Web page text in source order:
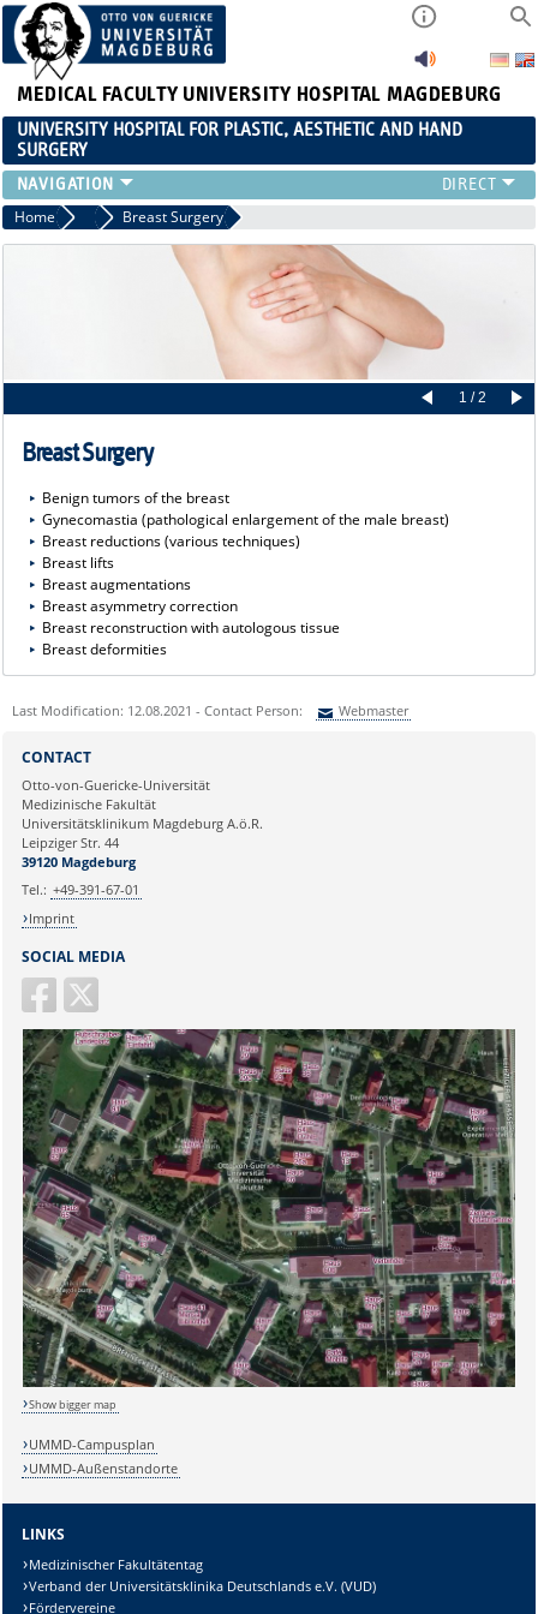
MEDICAL FACULTY UNIVERSITY HOSPITAL MAGDEBURG
UNIVERSITY HOSPITAL FOR PLASTIC, AESTHETIC AND HAND
SURGERY
CLINIC
RANGE OF SERVICES
INTERNATIONAL PATIENTS
Home Range of Services
Breast Surgery
1 / 2
Breast Surgery
Benign tumors of the breast
Gynecomastia (pathological enlargement of the male breast)
Breast reductions (various techniques)
Breast lifts
Breast augmentations
Breast asymmetry correction
Breast reconstruction with autologous tissue
Breast deformities
Last Modification: 12.08.2021 - Contact Person: Webmaster
Ihre E-Mailadresse:
Ihr Anliegen:
Sicherheitsabfrage:
Lösung:
SOCIAL MEDIA
CONTACT
Otto-von-Guericke-Universität
Medizinische Fakultät
Universitätsklinikum Magdeburg A.ö.R.
Leipziger Str. 44
39120 Magdeburg
Tel.: +49-391-67-01
Imprint
Show bigger map
UMMD-Campusplan
UMMD-Außenstandorte
LINKS
Medizinischer Fakultätentag
Verband der Universitätsklinika Deutschlands e.V. (VUD)
Fördervereine